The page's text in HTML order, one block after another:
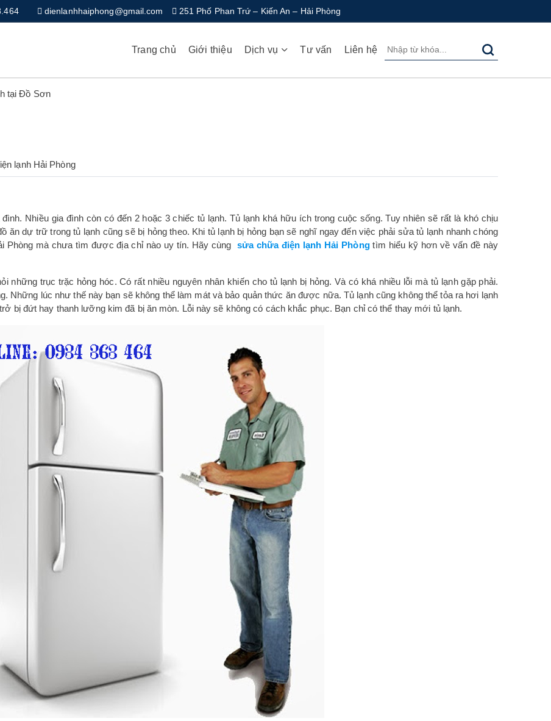
dienlanhhaiphong@gmail.com 251 Phố Phan Trứ – Kiến An – Hải Phòng
Trang chủ Giới thiệu Dịch vụ Tư vấn Liên hệ
tại Đồ Sơn
lạnh Hải Phòng
Nhiều gia đình còn có đến 2 hoặc 3 chiếc tủ lạnh. Tủ lạnh khá hữu ích trong cuộc sống. Tuy nhiên sẽ rất là khó chịu
ăn dự trữ trong tủ lạnh cũng sẽ bị hỏng theo. Khi tủ lạnh bị hỏng bạn sẽ nghĩ ngay đến việc phải sửa tủ lạnh nhanh chóng
Phòng mà chưa tìm được địa chỉ nào uy tín. Hãy cùng sửa chữa điện lạnh Hải Phòngtìm hiểu kỹ hơn về vấn đề này
những trục trặc hỏng hóc. Có rất nhiều nguyên nhân khiến cho tủ lạnh bị hỏng. Và có khá nhiều lỗi mà tủ lạnh gặp phải.
Những lúc như thế này bạn sẽ không thể làm mát và bảo quản thức ăn được nữa. Tủ lạnh cũng không thể tỏa ra hơi lạnh
bị đứt hay thanh lưỡng kim đã bị ăn mòn. Lỗi này sẽ không có cách khắc phục. Bạn chỉ có thể thay mới tủ lạnh.